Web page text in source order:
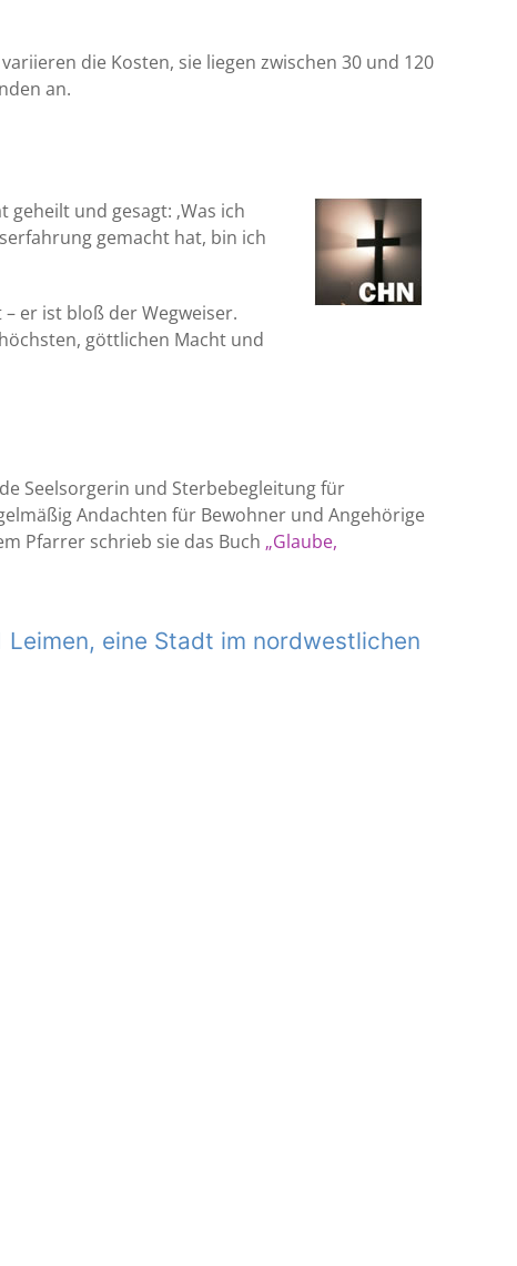
die Kosten, sie liegen zwischen 30 und 120
an.
geheilt und gesagt: ‚Was ich
gemacht hat, bin ich
er ist bloß der Wegweiser.
göttlichen Macht und
Seelsorgerin und Sterbebegleitung für
Andachten für Bewohner und Angehörige
Pfarrer schrieb sie das Buch „Glaube,
eine Stadt im nordwestlichen